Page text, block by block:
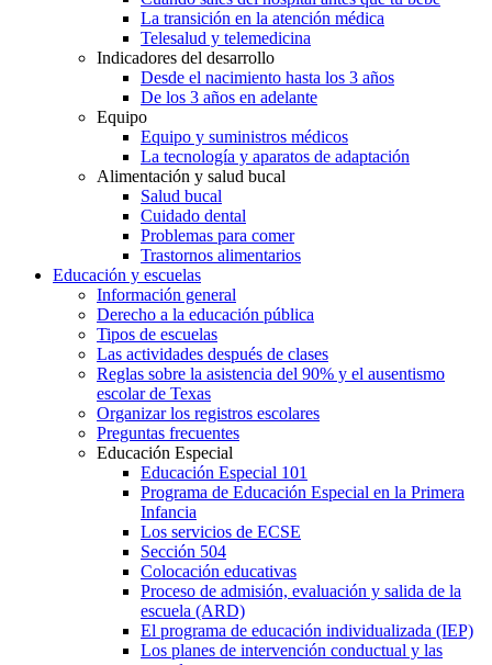
La transición en la atención médica
Telesalud y telemedicina
Indicadores del desarrollo
Desde el nacimiento hasta los 3 años
De los 3 años en adelante
Equipo
Equipo y suministros médicos
La tecnología y aparatos de adaptación
Alimentación y salud bucal
Salud bucal
Cuidado dental
Problemas para comer
Trastornos alimentarios
Educación y escuelas
Información general
Derecho a la educación pública
Tipos de escuelas
Las actividades después de clases
Reglas sobre la asistencia del 90% y el ausentismo
escolar de Texas
Organizar los registros escolares
Preguntas frecuentes
Educación Especial
Educación Especial 101
Programa de Educación Especial en la Primera
Infancia
Los servicios de ECSE
Sección 504
Colocación educativas
Proceso de admisión, evaluación y salida de la
escuela (ARD)
El programa de educación individualizada (IEP)
Los planes de intervención conductual y las